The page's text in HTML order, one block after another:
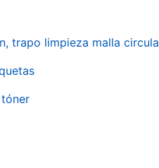
trapo limpieza malla